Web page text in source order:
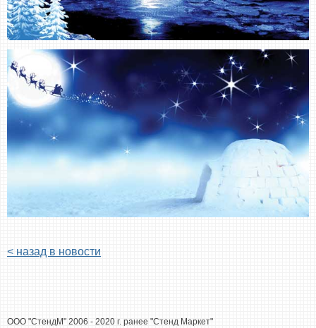
< назад в новости
ООО "СтендМ" 2006 - 2020 г. ранее "Стенд Маркет"